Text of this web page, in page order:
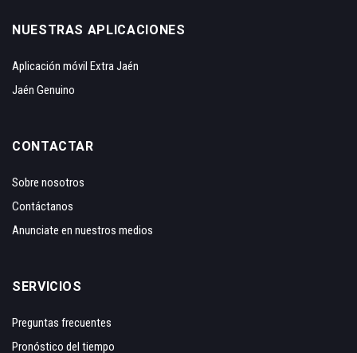
NUESTRAS APLICACIONES
Aplicación móvil Extra Jaén
Jaén Genuino
CONTACTAR
Sobre nosotros
Contáctanos
Anunciate en nuestros medios
SERVICIOS
Preguntas frecuentes
Pronóstico del tiempo